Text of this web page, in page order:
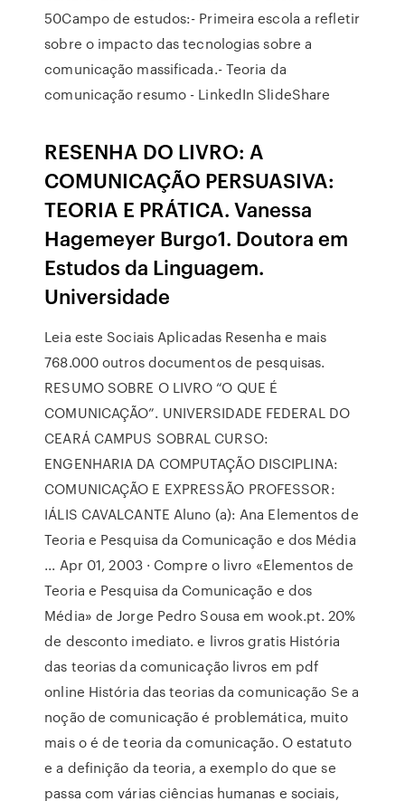
50Campo de estudos:- Primeira escola a refletir
sobre o impacto das tecnologias sobre a
comunicação massificada.- Teoria da
comunicação resumo - LinkedIn SlideShare
RESENHA DO LIVRO: A
COMUNICAÇÃO PERSUASIVA:
TEORIA E PRÁTICA. Vanessa
Hagemeyer Burgo1. Doutora em
Estudos da Linguagem.
Universidade
Leia este Sociais Aplicadas Resenha e mais
768.000 outros documentos de pesquisas.
RESUMO SOBRE O LIVRO “O QUE É
COMUNICAÇÃO”. UNIVERSIDADE FEDERAL DO
CEARÁ CAMPUS SOBRAL CURSO:
ENGENHARIA DA COMPUTAÇÃO DISCIPLINA:
COMUNICAÇÃO E EXPRESSÃO PROFESSOR:
IÁLIS CAVALCANTE Aluno (a): Ana Elementos de
Teoria e Pesquisa da Comunicação e dos Média
... Apr 01, 2003 · Compre o livro «Elementos de
Teoria e Pesquisa da Comunicação e dos
Média» de Jorge Pedro Sousa em wook.pt. 20%
de desconto imediato. e livros gratis História
das teorias da comunicação livros em pdf
online História das teorias da comunicação Se a
noção de comunicação é problemática, muito
mais o é de teoria da comunicação. O estatuto
e a definição da teoria, a exemplo do que se
passa com várias ciências humanas e sociais,